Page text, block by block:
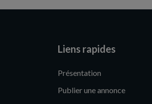
Liens rapides
Présentation
Publier une annonce